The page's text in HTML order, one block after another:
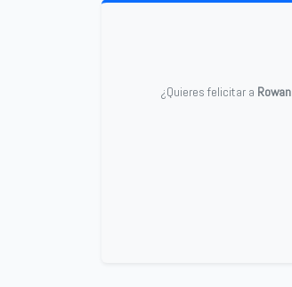
¿Quieres felicitar a Rowan